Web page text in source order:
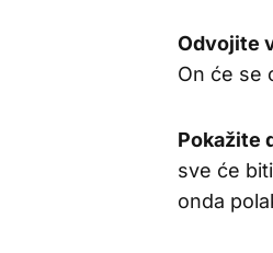
Odvojite
On će se
Pokažite
sve će
onda